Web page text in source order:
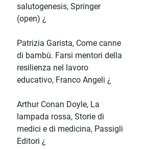
salutogenesis, Springer
(open) ¿
Patrizia Garista, Come canne
di bambù. Farsi mentori della
resilienza nel lavoro
educativo, Franco Angeli ¿
Arthur Conan Doyle, La
lampada rossa, Storie di
medici e di medicina, Passigli
Editori ¿